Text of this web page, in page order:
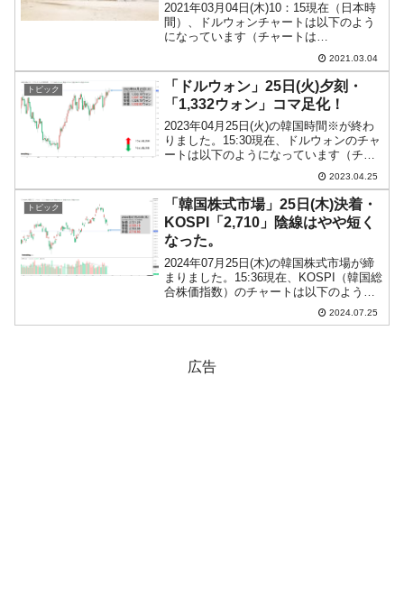
2021年03月04日(木)10：15現在（日本時
間）、ドルウォンチャートは以下のよう
になっています（チャートは
『Investing.com』より引用：以下同）。
陰線でウォン高方向へ進行しています。
現在のところ「1ドル＝1,125ウォン」
近...
2021.03.04
トピック
「ドルウォン」25日(火)夕刻・
「1,332ウォン」コマ足化！
2023年04月25日(火)の韓国時間※が終わ
りました。15:30現在、ドルウォンのチャ
ートは以下のようになっています（チャ
ートは『Investing.com』より引用）。一
時「1,370ウォン」までいったのですが、
押し下げられました。コマ...
2023.04.25
トピック
「韓国株式市場」25日(木)決着・
KOSPI「2,710」陰線はやや短く
なった。
2024年07月25日(木)の韓国株式市場が締
まりました。15:36現在、KOSPI（韓国総
合株価指数）のチャートは以下のように
『Investing.com』より引用）。陰線はや
2024.07.25
広告